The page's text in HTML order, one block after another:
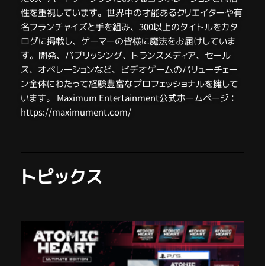
性を重視しています。世界中の才能あるクリエイターや有
名フランチャイズと手を組み、300以上のタイトルをカタ
ログに掲載し、ゲーマーの皆様に魔法をお届けしていま
す。開発、パブリッシング、トランスメディア、セール
ス、オペレーションなど、ビデオゲームのバリューチェー
ン全体にわたって経験豊富なプロフェッショナルを擁して
います。 Maximum Entertainment公式ホームページ：
https://maximument.com/
トピックス